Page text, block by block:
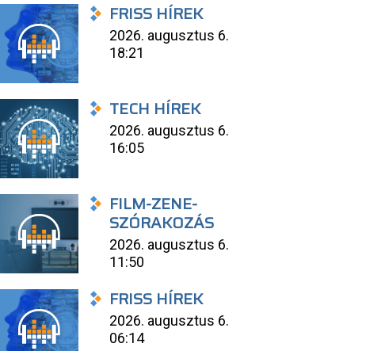
FRISS HÍREK
2026. augusztus 6.
18:21
TECH HÍREK
2026. augusztus 6.
16:05
FILM-ZENE-
SZÓRAKOZÁS
2026. augusztus 6.
11:50
FRISS HÍREK
2026. augusztus 6.
06:14